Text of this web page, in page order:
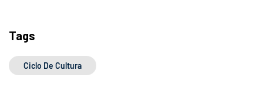
Tags
Ciclo De Cultura